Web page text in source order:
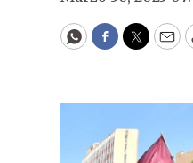
WhatsApp
Facebook